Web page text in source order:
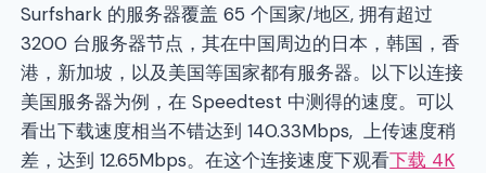
Surfshark 的服务器覆盖 65 个国家/地区, 拥有超过
3200 台服务器节点，其在中国周边的日本，韩国，香
港，新加坡，以及美国等国家都有服务器。以下以连接
美国服务器为例，在 Speedtest 中测得的速度。可以
看出下载速度相当不错达到 140.33Mbps, 上传速度稍
差，达到 12.65Mbps。在这个连接速度下观看下载 4K